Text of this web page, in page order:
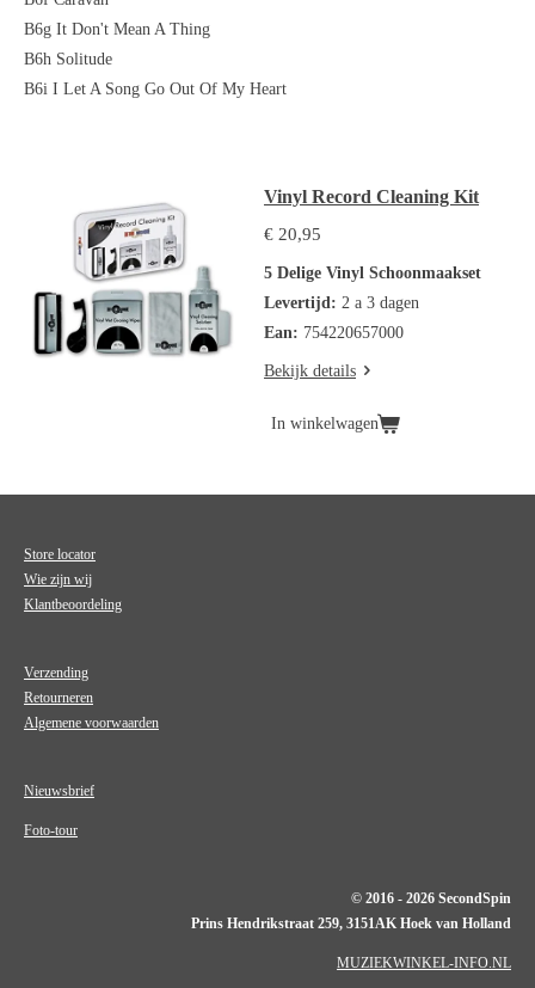
B6g It Don't Mean A Thing
B6h Solitude
B6i I Let A Song Go Out Of My Heart
Vinyl Record Cleaning Kit
€ 20,95
5 Delige Vinyl Schoonmaakset
Levertijd: 2 a 3 dagen
Ean: 754220657000
Bekijk details
In winkelwagen
Store locator
Wie zijn wij
Klantbeoordeling
Verzending
Retourneren
Algemene voorwaarden
Nieuwsbrief
Foto-tour
© 2016 - 2026 SecondSpin
Prins Hendrikstraat 259, 3151AK Hoek van Holland
MUZIEKWINKEL-INFO.NL